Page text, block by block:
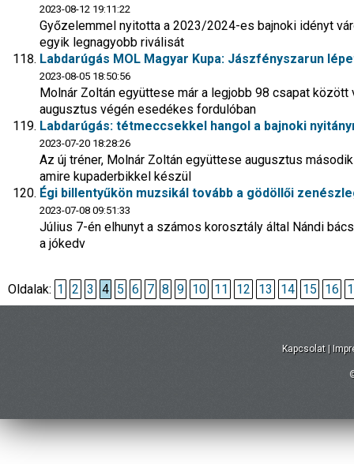
2023-08-12 19:11:22
Győzelemmel nyitotta a 2023/2024-es bajnoki idényt
egyik legnagyobb riválisát
Labdarúgás MOL Magyar Kupa: Jászfényszarun
2023-08-05 18:50:56
Molnár Zoltán együttese már a legjobb 98 csapat
augusztus végén esedékes fordulóban
Labdarúgás: tétmeccsekkel hangol a bajnoki
2023-07-20 18:28:26
Az új tréner, Molnár Zoltán együttese augusztus
amire kupaderbikkel készül
Égi billentyűkön muzsikál tovább a gödöllői
2023-07-08 09:51:33
Július 7-én elhunyt a számos korosztály által Nándi
a jókedv
Oldalak: 1 2 3 4 5 6 7 8 9 10 11 12 13 14 15 16
Kapcsolat |